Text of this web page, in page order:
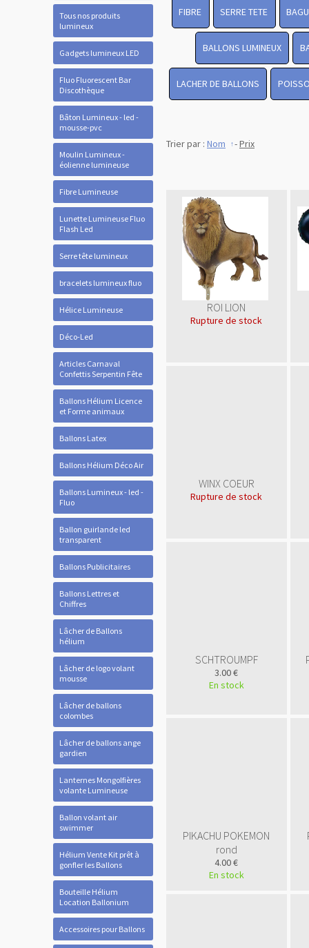
Tous nos produits
lumineux
Gadgets lumineux LED
Fluo Fluorescent Bar
Discothèque
Bâton Lumineux - led -
mousse-pvc
Moulin Lumineux -
éolienne lumineuse
Fibre Lumineuse
Lunette Lumineuse Fluo
Flash Led
Serre tête lumineux
bracelets lumineux fluo
Hélice Lumineuse
Déco-Led
Articles Carnaval
Confettis Serpentin Fête
Ballons Hélium Licence
et Forme animaux
Ballons Latex
Ballons Hélium Déco Air
Ballons Lumineux - led -
Fluo
Ballon guirlande led
transparent
Ballons Publicitaires
Ballons Lettres et
Chiffres
Lâcher de Ballons
hélium
Lâcher de logo volant
mousse
Lâcher de ballons
colombes
Lâcher de ballons ange
gardien
Lanternes Mongolfières
volante Lumineuse
Ballon volant air
swimmer
Hélium Vente Kit prêt à
gonfler les Ballons
Bouteille Hélium
Location Ballonium
Accessoires pour Ballons
FIBRE SERRE TETE
BALLONS LUMINEUX
LACHER DE BALLONS
Trier par : Nom -Prix
ROI LION
Rupture de stock
WINX COEUR
Rupture de stock
SCHTROUMPF
3.00 €
En stock
PIKACHU POKEMON
rond
4.00 €
En stock